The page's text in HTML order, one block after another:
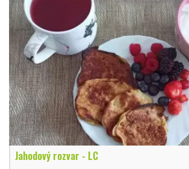
Jahodový rozvar - LC